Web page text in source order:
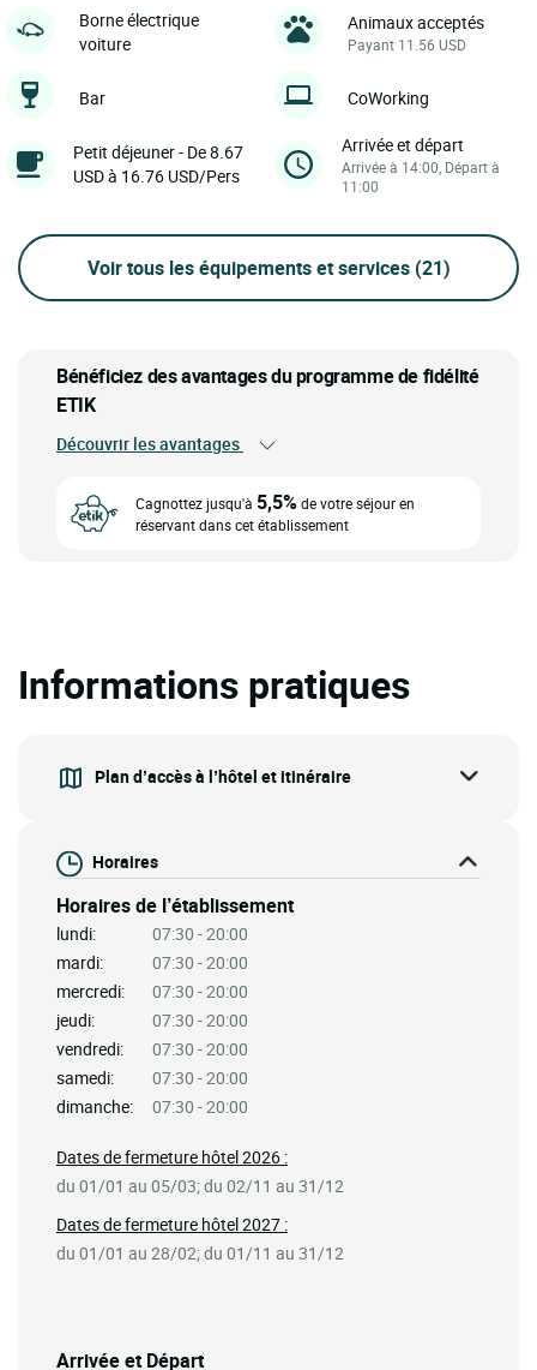
Borne électrique
voiture
Animaux acceptés
Payant 11.56 USD
Bar CoWorking
Petit déjeuner - De 8.67
USD à 16.76 USD/Pers
Arrivée et départ
Arrivée à 14:00, Départ à
11:00
Voir tous les équipements et services (21)
Bénéficiez des avantages du programme de fidélité
ETIK
Découvrir les avantages
Cagnottez jusqu'à 5,5%de votre séjour en
réservant dans cet établissement
Informations pratiques
Plan d’accès à l’hôtel et itinéraire
Horaires
Horaires de l’établissement
lundi:
07:30 - 20:00
mardi:
07:30 - 20:00
mercredi:
07:30 - 20:00
jeudi:
07:30 - 20:00
vendredi:
07:30 - 20:00
samedi:
07:30 - 20:00
dimanche:
07:30 - 20:00
Arrivée et Départ
Dates de fermeture hôtel 2026 :
du 01/01 au 05/03; du 02/11 au 31/12
Dates de fermeture hôtel 2027 :
du 01/01 au 28/02; du 01/11 au 31/12